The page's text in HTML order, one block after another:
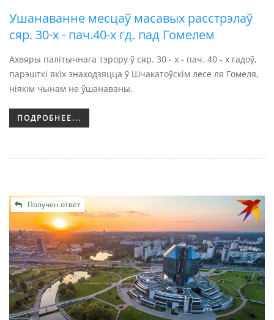
Ушанаванне месцаў масавых расстрэлаў
сяр. 30-х - пач.40-х гд. пад Гомелем
Ахвяры палітычнага тэрору ў сяр. 30 - х - пач. 40 - х гадоў,
парэшткі якіх знаходзяцца ў Шчакатоўскім лесе ля Гомеля,
ніякім чынам не ўшанаваны.
ПОДРОБНЕЕ...
Получен ответ